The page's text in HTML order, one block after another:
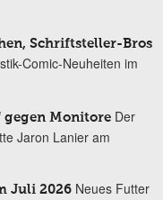
Schriftsteller-Bros
Comic-Neuheiten im
gegen Monitore Der
Jaron Lanier am
Juli 2026 Neues Futter